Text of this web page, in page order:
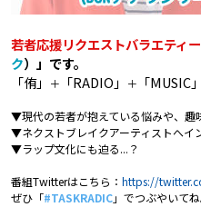
Well-being
ショッピング
お問い合わせ
若者応援リクエストバラエティー
ク）」です。
「侑」
＋ 「RADIO」 ＋ 「MUSIC」
▼現代の若者が抱えている悩みや、趣
▼ネクストブレイクアーティストへイ
▼ラップ文化にも迫る...？
番組Twitterはこちら： https://
ぜひ「#TASKRADIC」でつぶやいてね